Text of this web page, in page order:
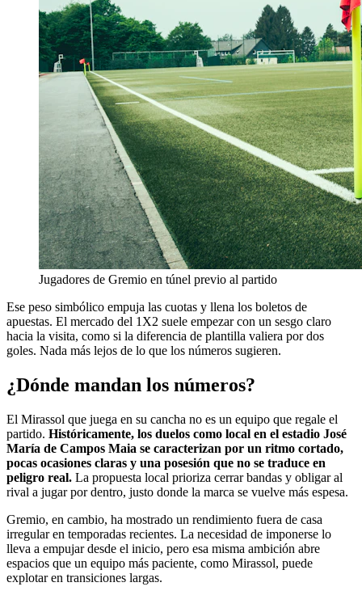
Jugadores de Gremio en túnel previo al partido
Ese peso simbólico empuja las cuotas y llena los boletos de
apuestas. El mercado del 1X2 suele empezar con un sesgo claro
hacia la visita, como si la diferencia de plantilla valiera por dos
goles. Nada más lejos de lo que los números sugieren.
¿Dónde mandan los números?
El Mirassol que juega en su cancha no es un equipo que regale el
partido. Históricamente, los duelos como local en el estadio José
María de Campos Maia se caracterizan por un ritmo cortado,
pocas ocasiones claras y una posesión que no se traduce en
peligro real. La propuesta local prioriza cerrar bandas y obligar al
rival a jugar por dentro, justo donde la marca se vuelve más espesa.
Gremio, en cambio, ha mostrado un rendimiento fuera de casa
irregular en temporadas recientes. La necesidad de imponerse lo
lleva a empujar desde el inicio, pero esa misma ambición abre
espacios que un equipo más paciente, como Mirassol, puede
explotar en transiciones largas.